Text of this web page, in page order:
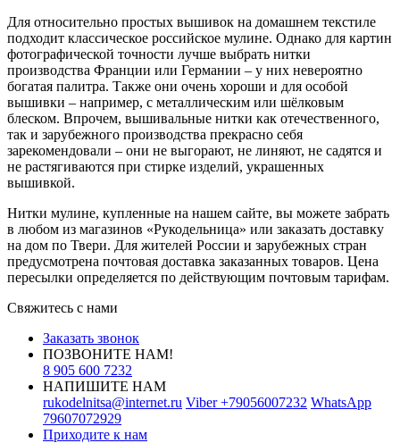
Для относительно простых вышивок на домашнем текстиле
подходит классическое российское мулине. Однако для картин
фотографической точности лучше выбрать нитки
производства Франции или Германии – у них невероятно
богатая палитра. Также они очень хороши и для особой
вышивки – например, с металлическим или шёлковым
блеском. Впрочем, вышивальные нитки как отечественного,
так и зарубежного производства прекрасно себя
зарекомендовали – они не выгорают, не линяют, не садятся и
не растягиваются при стирке изделий, украшенных
вышивкой.
Нитки мулине, купленные на нашем сайте, вы можете забрать
в любом из магазинов «Рукодельница» или заказать доставку
на дом по Твери. Для жителей России и зарубежных стран
предусмотрена почтовая доставка заказанных товаров. Цена
пересылки определяется по действующим почтовым тарифам.
Свяжитесь с нами
Заказать звонок
ПОЗВОНИТЕ НАМ!
8 905 600 7232
НАПИШИТЕ НАМ
rukodelnitsa@internet.ru Viber+79056007232 WhatsApp
79607072929
Приходите к нам